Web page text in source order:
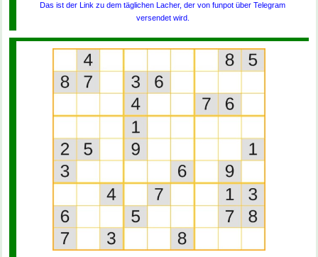
Das ist der Link zu dem täglichen Lacher, der von funpot über Telegram
versendet wird.